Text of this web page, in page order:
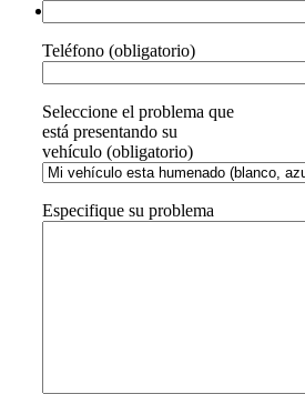
Teléfono (obligatorio)
Seleccione el problema que
está presentando su
vehículo (obligatorio)
Especifique su problema